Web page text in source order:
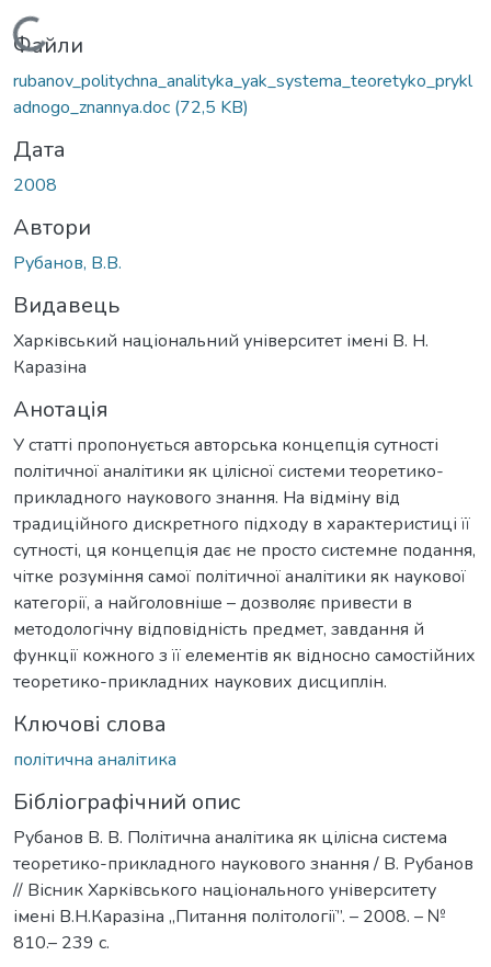
Вантажиться...
Файли
rubanov_politychna_analityka_yak_systema_teoretyko_prykl
adnogo_znannya.doc (72,5 KB)
Дата
2008
Автори
Рубанов, В.В.
Видавець
Харківський національний університет імені В. Н.
Каразіна
Анотація
У статті пропонується авторська концепція сутності
політичної аналітики як цілісної системи теоретико-
прикладного наукового знання. На відміну від
традиційного дискретного підходу в характеристиці її
сутності, ця концепція дає не просто системне подання,
чітке розуміння самої політичної аналітики як наукової
категорії, а найголовніше – дозволяє привести в
методологічну відповідність предмет, завдання й
функції кожного з її елементів як відносно самостійних
теоретико-прикладних наукових дисциплін.
Ключові слова
політична аналітика
Бібліографічний опис
Рубанов В. В. Політична аналітика як цілісна система
теоретико-прикладного наукового знання / В. Рубанов
// Вісник Харківського національного університету
імені В.Н.Каразіна „Питання політології”. – 2008. – №
810.– 239 с.